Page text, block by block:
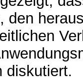
den
diskutiert.